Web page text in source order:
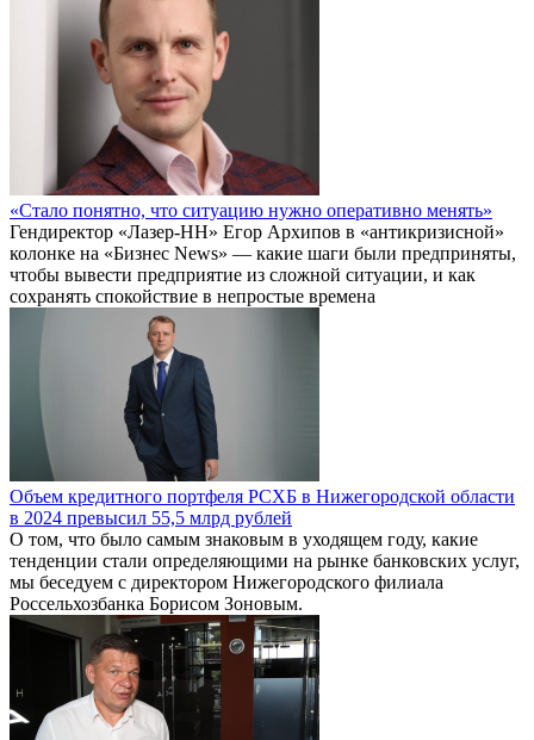
«Стало понятно, что ситуацию нужно оперативно менять»
Гендиректор «Лазер-НН» Егор Архипов в «антикризисной»
колонке на «Бизнес News» — какие шаги были предприняты,
чтобы вывести предприятие из сложной ситуации, и как
сохранять спокойствие в непростые времена
Объем кредитного портфеля РСХБ в Нижегородской области
в 2024 превысил 55,5 млрд рублей
О том, что было самым знаковым в уходящем году, какие
тенденции стали определяющими на рынке банковских услуг,
мы беседуем с директором Нижегородского филиала
Россельхозбанка Борисом Зоновым.